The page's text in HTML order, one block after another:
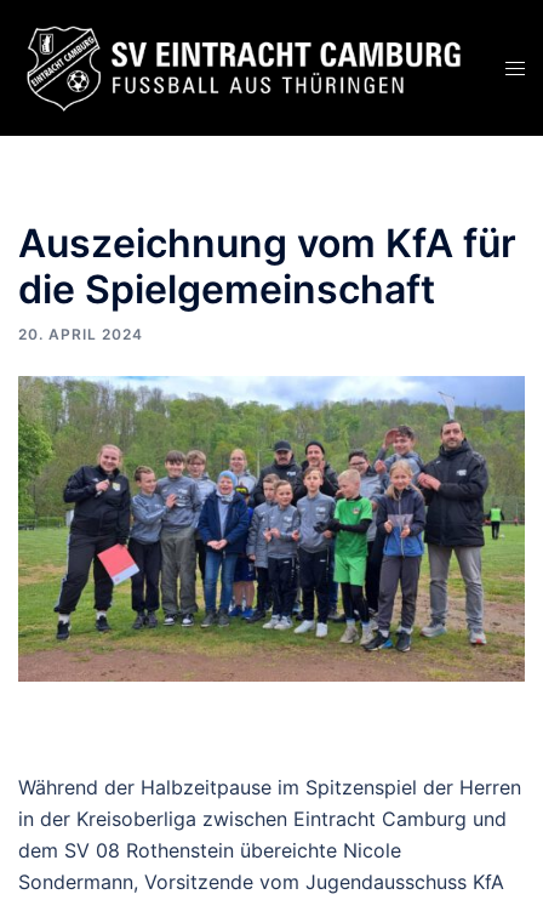
Inhalt
springen
Auszeichnung vom KfA für
die Spielgemeinschaft
20. APRIL 2024
Während der Halbzeitpause im Spitzenspiel der Herren
in der Kreisoberliga zwischen Eintracht Camburg und
dem SV 08 Rothenstein übereichte Nicole
Sondermann, Vorsitzende vom Jugendausschuss KfA